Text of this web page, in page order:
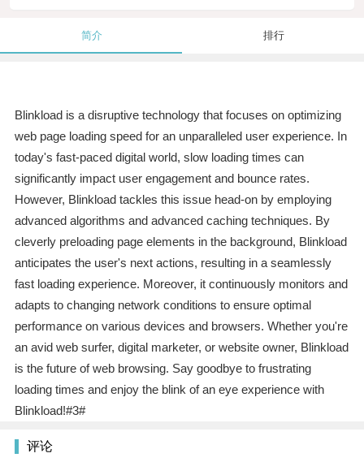
简介 排行
Blinkload is a disruptive technology that focuses on optimizing
web page loading speed for an unparalleled user experience. In
today's fast-paced digital world, slow loading times can
significantly impact user engagement and bounce rates.
However, Blinkload tackles this issue head-on by employing
advanced algorithms and advanced caching techniques. By
cleverly preloading page elements in the background, Blinkload
anticipates the user's next actions, resulting in a seamlessly
fast loading experience. Moreover, it continuously monitors and
adapts to changing network conditions to ensure optimal
performance on various devices and browsers. Whether you're
an avid web surfer, digital marketer, or website owner, Blinkload
is the future of web browsing. Say goodbye to frustrating
loading times and enjoy the blink of an eye experience with
Blinkload!#3#
评论